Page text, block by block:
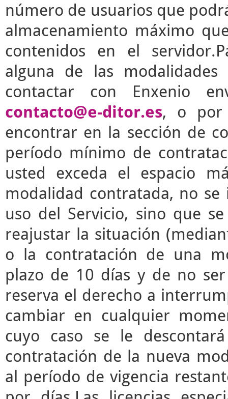
número de usuarios que
almacenamiento máximo
contenidos en el
alguna de las
contactar con Enxenio
contacto@e-ditor.es, o por
encontrar en la sección de
período mínimo de
usted exceda el espacio
modalidad contratada, no
uso del Servicio, sino que
reajustar la situación
o la contratación de una
plazo de 10 días y de no
reserva el derecho a
cambiar en cualquier
cuyo caso se le
contratación de la nueva
al período de vigencia